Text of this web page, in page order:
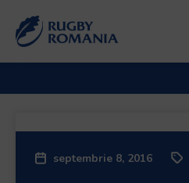
septembrie 8, 2016